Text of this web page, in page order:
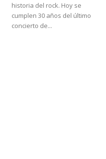
historia del rock. Hoy se
cumplen 30 años del último
concierto de...